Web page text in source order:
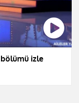
bölümü izle